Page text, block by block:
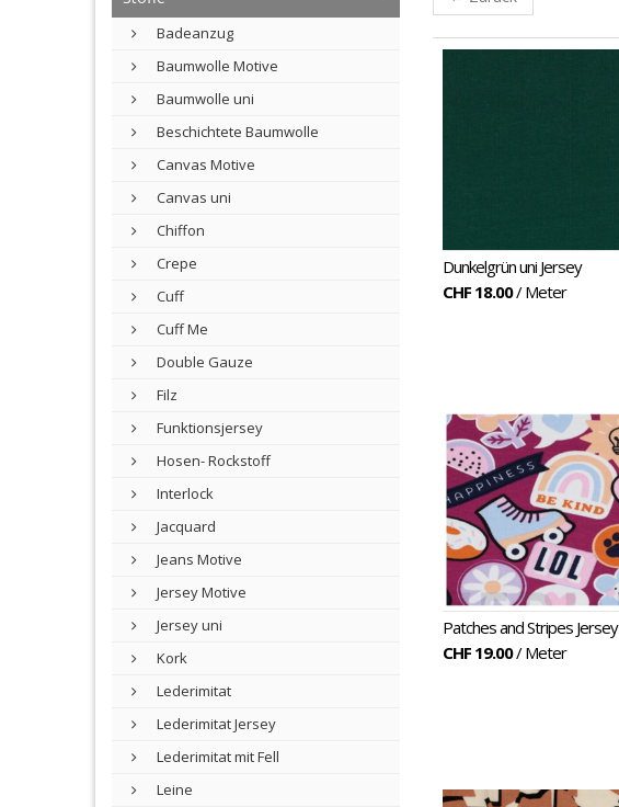
Badeanzug
Baumwolle Motive
Baumwolle uni
Beschichtete Baumwolle
Canvas Motive
Canvas uni
Chiffon
Crepe
Cuff
Cuff Me
Double Gauze
Filz
Funktionsjersey
Hosen- Rockstoff
Interlock
Jacquard
Jeans Motive
Jersey Motive
Jersey uni
Kork
Lederimitat
Lederimitat Jersey
Lederimitat mit Fell
Leine
Dunkelgrün uni Jersey
CHF 18.00/ Meter
Patches and Stripes Jersey
CHF 19.00/ Meter